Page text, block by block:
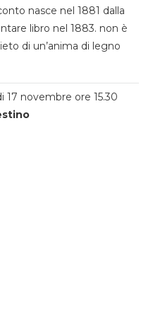
nasce nel 1881 dalla
libro nel 1883. non è
di un’anima di legno
17 novembre ore 15.30